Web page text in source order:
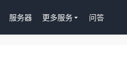
服务器 更多服务 问答